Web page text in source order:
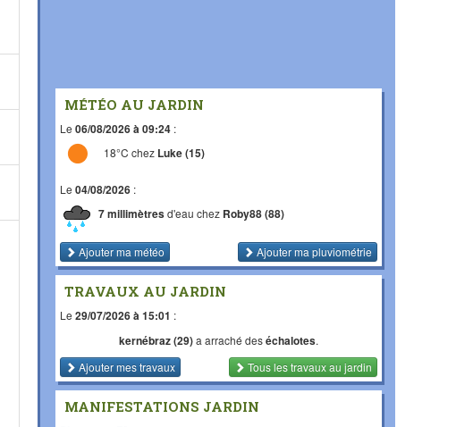
MÉTÉO AU JARDIN
Le 06/08/2026 à 09:24 :
18°C chez Luke (15)
Le 04/08/2026 :
7 millimètresd'eau chez Roby88 (88)
Ajouter ma météo Ajouter ma pluviométrie
TRAVAUX AU JARDIN
Le 29/07/2026 à 15:01 :
kernébraz (29)a arraché deséchalotes.
Ajouter mes travaux
Tous les travauxau jardin
MANIFESTATIONS JARDIN